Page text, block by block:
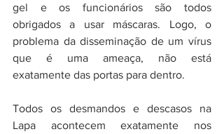
gel e os funcionários são todos
obrigados a usar máscaras. Logo, o
problema da disseminação de um vírus
que é uma ameaça, não está
exatamente das portas para dentro.
Todos os desmandos e descasos na
Lapa acontecem exatamente nos